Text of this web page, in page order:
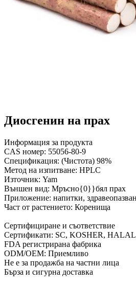
Диосгенин на прах
Информация за продукта
CAS номер: 55056-80-9
Спецификация: (Чистота) 98%
Метод на изпитване: HPLC
Източник: Yam
Външен вид: Мръсно{0}}бял прах
Приложение: напитки,
Част от растението: Коренища
Сертифициране и съответствие
Сертификати: SC, KOSHER,
FDA регистрирана фабрика
ODM/OEM: Приемливо
Не е за продажба на частни лица
Бърза и сигурна доставка